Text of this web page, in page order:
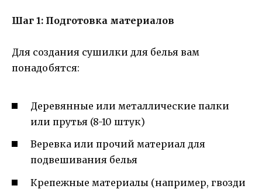
Шаг 1: Подготовка материалов
Для создания сушилки для белья вам
понадобятся:
Деревянные или металлические палки
или прутья (8-10 штук)
Веревка или прочий материал для
подвешивания белья
Крепежные материалы (например, гвозди